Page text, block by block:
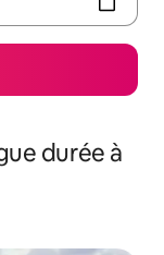
durée à